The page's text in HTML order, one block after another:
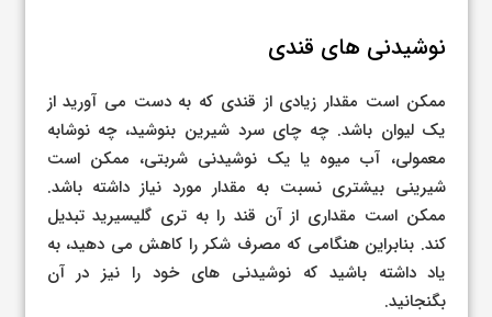
نوشیدنی های قندی
ممکن است مقدار زیادی از قندی که به دست می آورید از
یک لیوان باشد. چه چای سرد شیرین بنوشید، چه نوشابه
معمولی، آب میوه یا یک نوشیدنی شربتی، ممکن است
شیرینی بیشتری نسبت به مقدار مورد نیاز داشته باشد.
ممکن است مقداری از آن قند را به تری گلیسیرید تبدیل
کند. بنابراین هنگامی که مصرف شکر را کاهش می دهید، به
یاد داشته باشید که نوشیدنی های خود را نیز در آن
بگنجانید.